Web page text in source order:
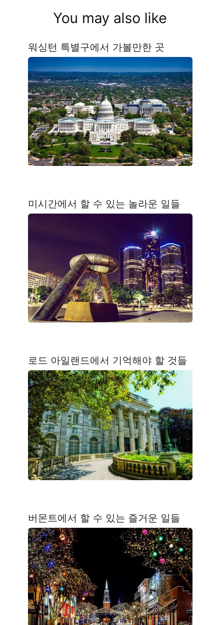
You may also like
워싱턴 특별구에서 가볼만한 곳
미시간에서 할 수 있는 놀라운 일들
로드 아일랜드에서 기억해야 할 것들
버몬트에서 할 수 있는 즐거운 일들